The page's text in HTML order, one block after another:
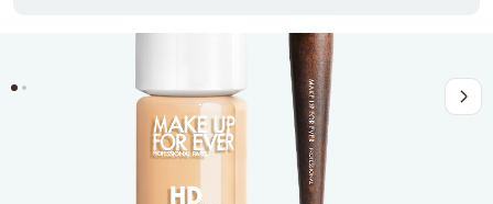
La marque
Trouver un point de vente
Se connecter ou s’inscrire